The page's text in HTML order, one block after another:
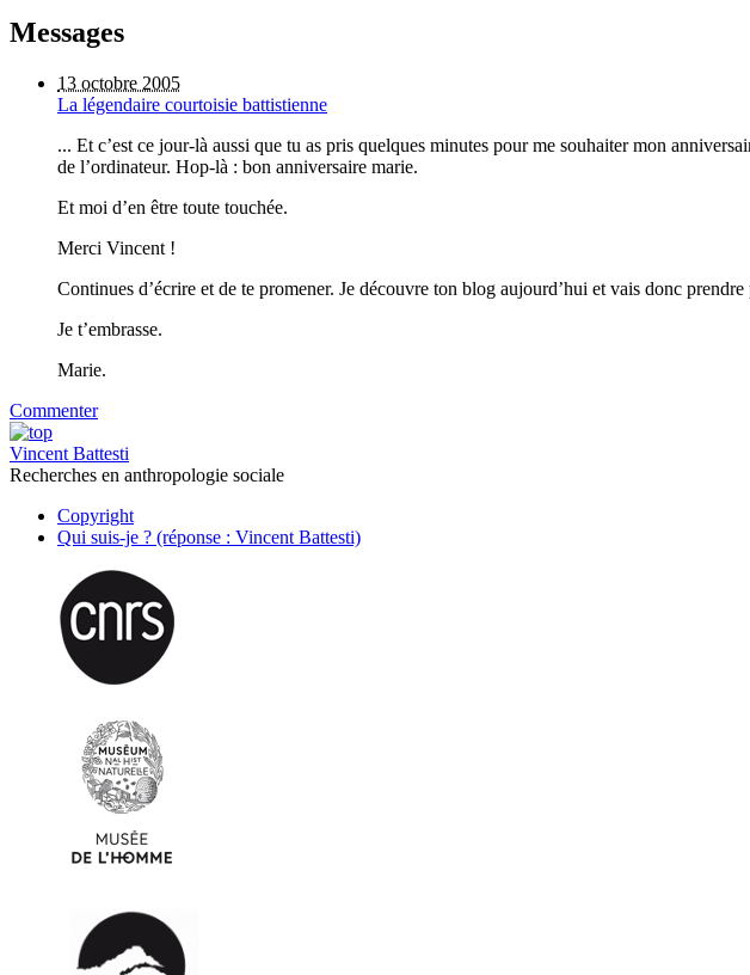
Messages
13 octobre 2005
La légendaire courtoisie battistienne
... Et c’est ce jour-là aussi que tu as pris quelques minutes pour me souhaiter mon
de l’ordinateur. Hop-là : bon anniversaire marie.
Et moi d’en être toute touchée.
Merci Vincent !
Continues d’écrire et de te promener. Je découvre ton blog aujourd’hui et vais donc
Je t’embrasse.
Marie.
Commenter
Vincent Battesti
Recherches en anthropologie sociale
Copyright
Qui suis-je ? (réponse : Vincent Battesti)